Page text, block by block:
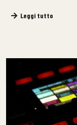
Leggi tutto